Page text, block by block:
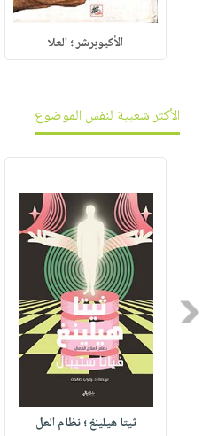
الأكيوبرشر ؛ العلا
الأكثر شعبية لنفس الموضوع
Previous
ثيتا هيلينغ ؛ نظام العل